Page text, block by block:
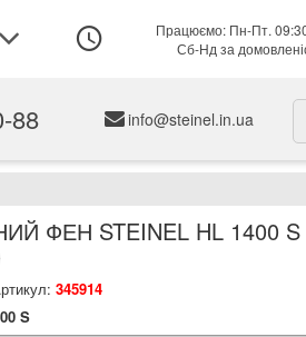
Працюємо: Пн-Пт.
Сб-Нд за
88 info@steinel.in.ua
ФЕН STEINEL HL 1400 S
345914
S